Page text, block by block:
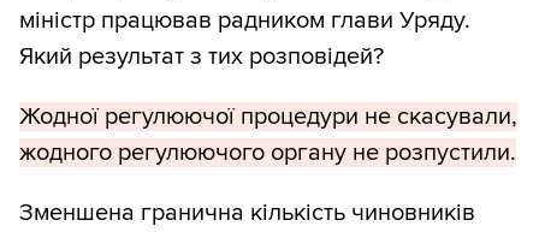
міністр працював радником глави Уряду.
Який результат з тих розповідей?
Жодної регулюючої процедури не скасували,
жодного регулюючого органу не розпустили.
Зменшена гранична кількість чиновників